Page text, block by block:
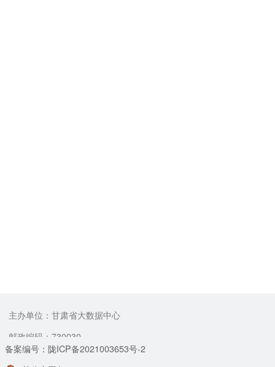
主办单位：甘肃省大数据中心
邮政编码：730030
备案编号：陇ICP备2021003653号-2